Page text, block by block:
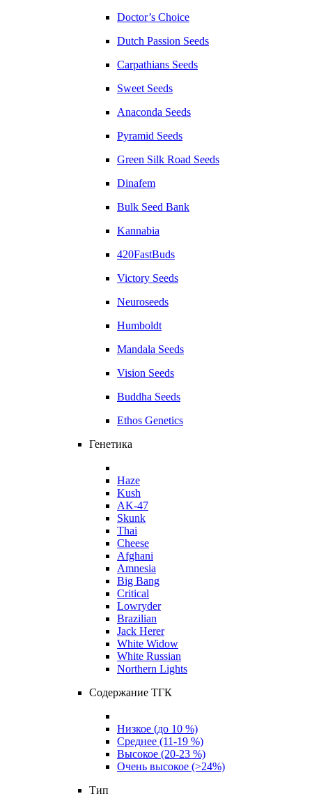
Doctor’s Choice
Dutch Passion Seeds
Carpathians Seeds
Sweet Seeds
Anaconda Seeds
Pyramid Seeds
Green Silk Road Seeds
Dinafem
Bulk Seed Bank
Kannabia
420FastBuds
Victory Seeds
Neuroseeds
Humboldt
Mandala Seeds
Vision Seeds
Buddha Seeds
Ethos Genetics
Генетика
Haze
Kush
AK-47
Skunk
Thai
Cheese
Afghani
Amnesia
Big Bang
Critical
Lowryder
Brazilian
Jack Herer
White Widow
White Russian
Northern Lights
Содержание ТГК
Низкое (до 10 %)
Среднее (11-19 %)
Высокое (20-23 %)
Очень высокое (>24%)
Тип